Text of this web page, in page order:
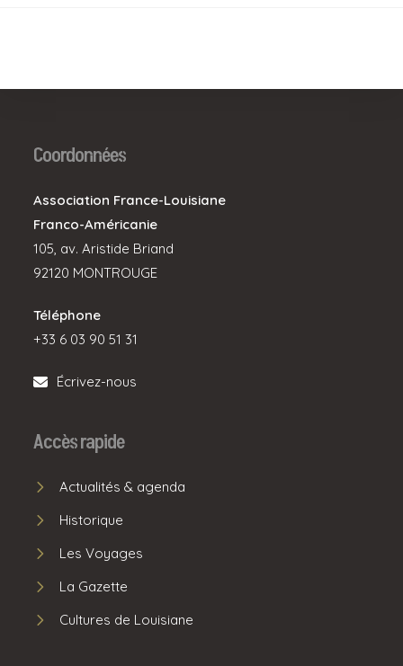
Coordonnées
Association France-Louisiane
Franco-Américanie
105, av. Aristide Briand
92120 MONTROUGE
Téléphone
+33 6 03 90 51 31
Écrivez-nous
Accès rapide
Actualités & agenda
Historique
Les Voyages
La Gazette
Cultures de Louisiane